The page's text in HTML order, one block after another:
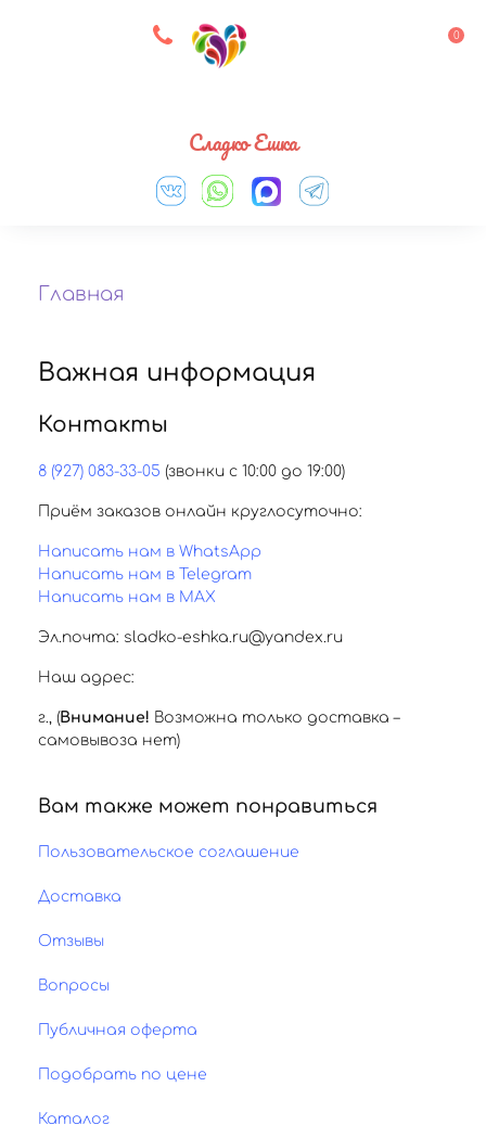
8 927 083 33 05 0
Сладко Ешка
Главная
Важная информация
Контакты
8 (927) 083-33-05 (звонки с 10:00 до 19:00)
Приём заказов онлайн круглосуточно:
Написать нам в WhatsApp
Написать нам в Telegram
Написать нам в MAX
Эл.почта: sladko-eshka.ru@yandex.ru
Наш адрес:
г. , (Внимание! Возможна только доставка –
самовывоза нет)
Вам также может понравиться
Пользовательское соглашение
Доставка
Отзывы
Вопросы
Публичная оферта
Подобрать по цене
Каталог